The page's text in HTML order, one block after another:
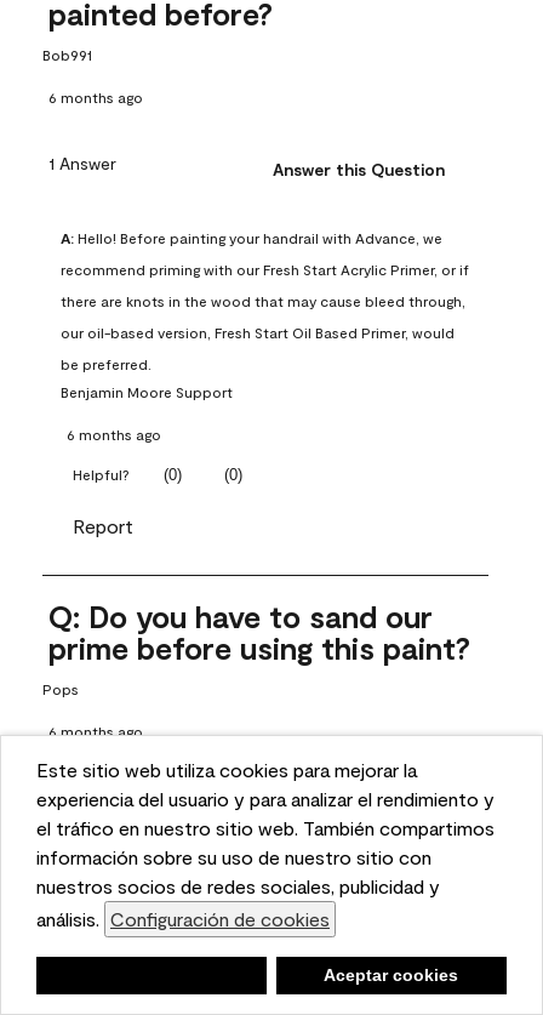
This website uses cookies to enhance user experience
and to analyze performance and traffic on our website.
We also share information about your use of our site
with our social media, advertising, and analytics
partners. Cookie Settings
Accept Cookies
Este sitio web utiliza cookies para mejorar la
experiencia del usuario y para analizar el rendimiento y
el tráfico en nuestro sitio web. También compartimos
información sobre su uso de nuestro sitio con
nuestros socios de redes sociales, publicidad y
análisis. Configuración de cookies
Aceptar cookies
painted before?
Bob991
6 months ago
1 Answer Answer this Question
A: Hello! Before painting your handrail with Advance, we
recommend priming with our Fresh Start Acrylic Primer, or if
there are knots in the wood that may cause bleed through,
our oil-based version, Fresh Start Oil Based Primer, would
be preferred.
Benjamin Moore Support
6 months ago
Helpful? (0) (0)
Report
Q: Do you have to sand our
prime before using this paint?
Pops
6 months ago
1 Answer Answer this Question
has been previously painted, we recommend properly
prepping the surface, which does include sanding and
priming. Proper prep includes a good cleaning and rinsing
with a household detergent such as Dawn or Simple Green.